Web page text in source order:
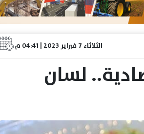
الثلاثاء 7 فبراير 2023 | 04:41 م
لسان